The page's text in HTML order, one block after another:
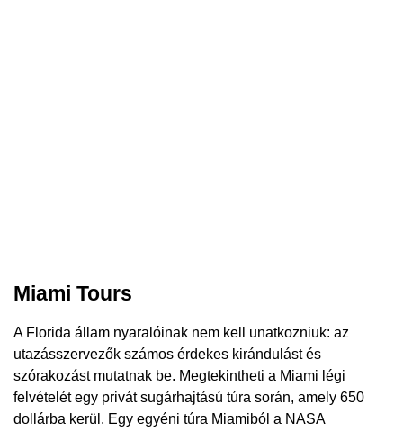
Miami Tours
A Florida állam nyaralóinak nem kell unatkozniuk: az
utazásszervezők számos érdekes kirándulást és
szórakozást mutatnak be. Megtekintheti a Miami légi
felvételét egy privát sugárhajtású túra során, amely 650
dollárba kerül. Egy egyéni túra Miamiból a NASA